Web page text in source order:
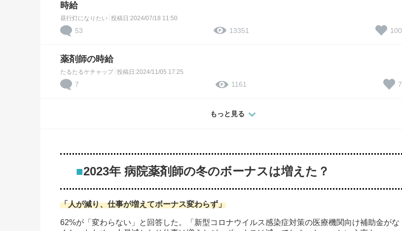
時給
昼行灯になりたい 投稿日:2024/07/18 11:50
53 13351 100
薬剤師の時給
たるたるケチャップ 投稿日:2024/11/05 17:25
7 1161 7
もっと見る
■2023年 病院薬剤師の冬のボーナスは増えた？
「人が減り、仕事が増えてボーナス変わらず」
62%が「変わらない」と回答した。「新型コロナウイルス感染症対策の医療機関向け補助金がな